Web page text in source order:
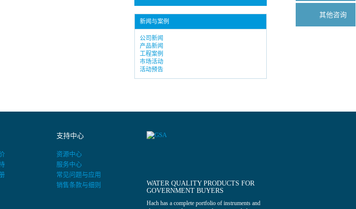
新闻与案例
公司新闻
产品新闻
工程案例
市场活动
活动预告
支持中心
资源中心
服务中心
常见问题与应用
销售条款与细则
WATER QUALITY PRODUCTS FOR
GOVERNMENT BUYERS
Hach has a complete portfolio of instruments and
其他咨询